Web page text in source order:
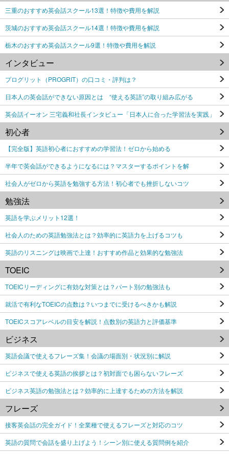
三重のおすすめ英会話スクール13選！特徴や費用を解説
茨城のおすすめ英会話スクール14選！特徴や費用を解説
栃木のおすすめ英会話スクール9選！特徴や費用を解説
インタビュー
プログリット（PROGRIT）の口コミ・評判は？
日本人の英会話ができない原因とは “使える英語”の取り組み広がる
英会話イーオン 三宅義和社長インタビュー「日本人に合った学習法を実践」
初心者
【完全版】英語初心者におすすめの学習法！ゼロから始める
半年で英会話ができるようになるには？マスターするポイントを解
社会人がゼロから英語を勉強する方法！初心者でも挫折しないコツ
勉強法
英語を学ぶメリット12選！
社会人のための英語勉強法とは？効率的に英語力を上げるコツも
英語のリスニングは映画で上達！おすすめ作品と効果的な勉強法
TOEIC
TOEICリーディングに有効な対策とは？パート別の勉強法も
就活で有利なTOEICの点数は？いつまでに受けるべきかも解説
TOEICスコアレベルの目安を解説！点数別の英語力と評価基準
ビジネス
英語会議で使えるフレーズ集！会議の場面別・状況別に解説
ビジネスで使える英語の挨拶とは？初対面でも困らないフレーズ
ビジネス英語の勉強法とは？効率的に上達するための方法を解説
フレーズ
接客英会話の完全ガイド！全業種で使えるフレーズと対応のコツ
英語の質問で会話を盛り上げよう！シーン別に使える質問例を紹介